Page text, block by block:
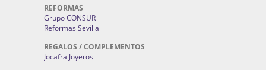
REFORMAS
Grupo CONSUR
Reformas Sevilla
REGALOS / COMPLEMENTOS
Jocafra Joyeros